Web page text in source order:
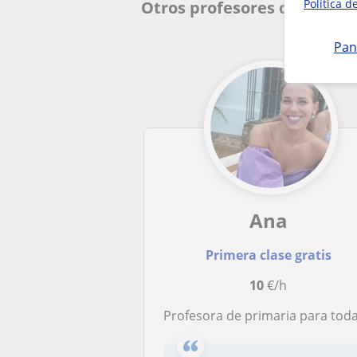
Política
Otros profesores de
Ana
Primera clase gratis
10€/h
Profesora de primaria para todas las edades y materias!